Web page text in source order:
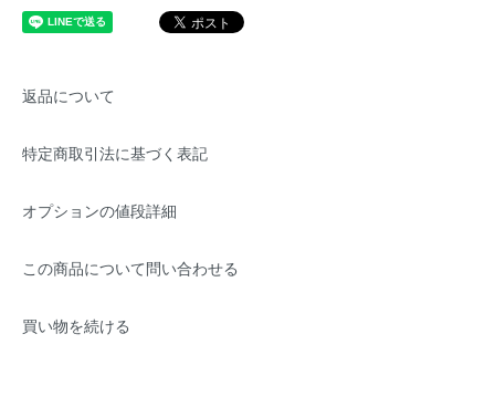
返品について
特定商取引法に基づく表記
オプションの値段詳細
この商品について問い合わせる
買い物を続ける